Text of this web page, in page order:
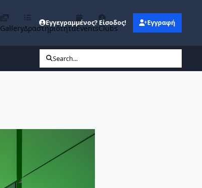
GalleryΔραστηριότηταEventsClubs
Εγγεγραμμένος? Είσοδος! Εγγραφή
Search...